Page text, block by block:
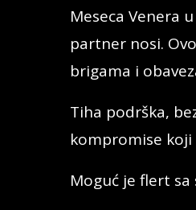
Meseca Venera
partner nosi.
brigama i
Tiha podrška,
kompromise
Moguć je flert